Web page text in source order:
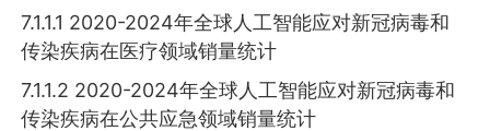
7.1.1.1 2020-2024年全球人工智能应对新冠病毒和
传染疾病在医疗领域销量统计
7.1.1.2 2020-2024年全球人工智能应对新冠病毒和
传染疾病在公共应急领域销量统计